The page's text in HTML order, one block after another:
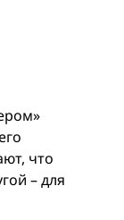
что
– для